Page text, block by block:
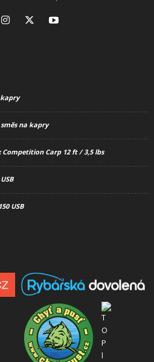
na kapry
Competition Carp 12 ft / 3,5 lbs
USB